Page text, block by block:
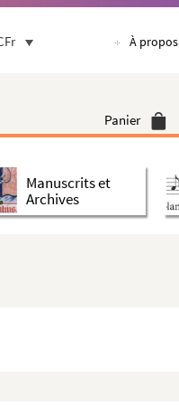
À propos
Panier
Manuscrits et
Archives